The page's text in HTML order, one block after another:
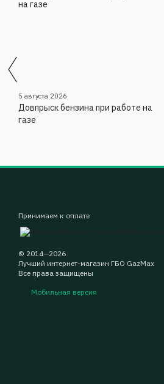
5 августа 2026
Довпрыск бензина при работе на
газе
Принимаем к оплате
© 2014—2026
Лучший интернет-магазин ГБО GazMax
Все права защищены
Мобильная версия